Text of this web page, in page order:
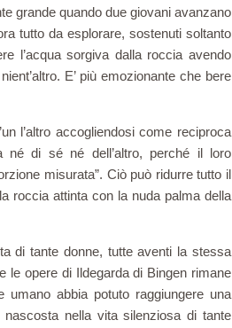
grande quando due giovani avanzano
tutto da esplorare, sostenuti soltanto
l’acqua sorgiva dalla roccia avendo
E’ più emozionante che bere
l’altro accogliendosi come reciproca
né di sé né dell’altro, perché il loro
misurata”. Ciò può ridurre tutto il
roccia attinta con la nuda palma della
di tante donne, tutte aventi la stessa
le opere di Ildegarda di Bingen rimane
abbia potuto raggiungere una
nella vita silenziosa di tante